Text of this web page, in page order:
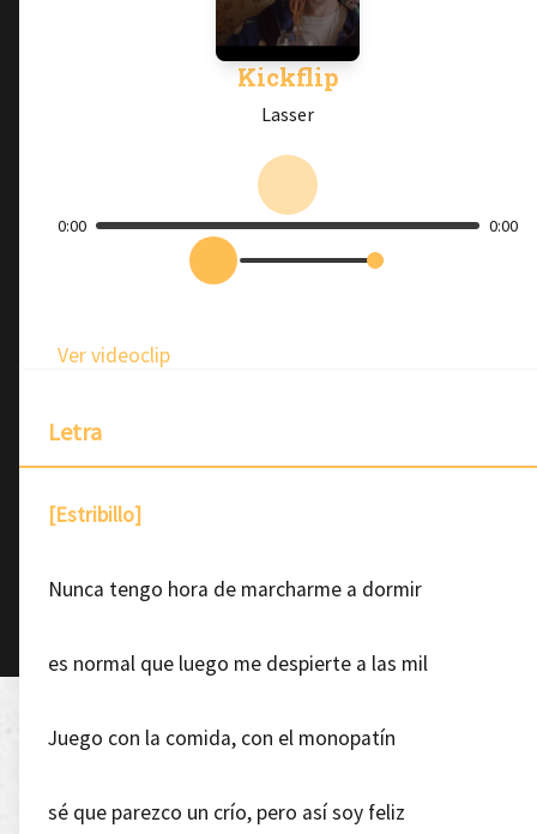
Kickflip
Lasser
0:00 0:00
Ver videoclip
Letra
[Estribillo]
Nunca tengo hora de marcharme a dormir
es normal que luego me despierte a las mil
Juego con la comida, con el monopatín
sé que parezco un crío, pero así soy feliz